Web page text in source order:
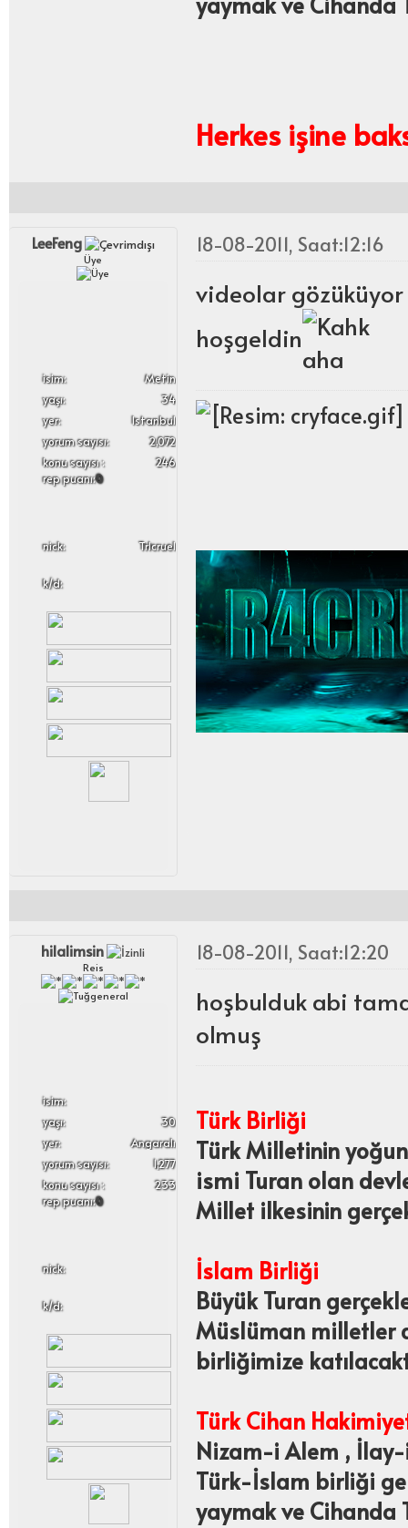
Herkes işine
LeeFeng
Üye
i̇sim:
Metin
yaşı:
34
yer:
Istanbul
yorum sayısı:
2,072
konu sayısı :
246
rep puanı:0
nick: Trlcruel
k/d:
18-08-2011, Saat:12:16
videolar
hoşgeldin
hilalimsin
Reis
i̇sim:
yaşı:
30
yer:
Angaralı
yorum sayısı:
1,277
konu sayısı :
233
rep puanı:0
nick:
k/d:
18-08-2011, Saat:12:20
hoşbulduk abi
olmuş
Türk Birliği
Türk Milletinin
ismi Turan olan
Millet ilkesinin
İslam Birliği
Büyük Turan
Müslüman milletler
birliğimize
Türk Cihan
Nizam-i Alem , İlay-
Türk-İslam birliği
yaymak ve